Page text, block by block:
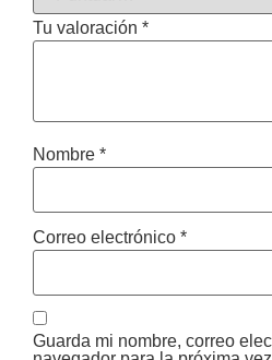
Tu valoración *
Nombre *
Correo electrónico *
Guarda mi nombre, correo